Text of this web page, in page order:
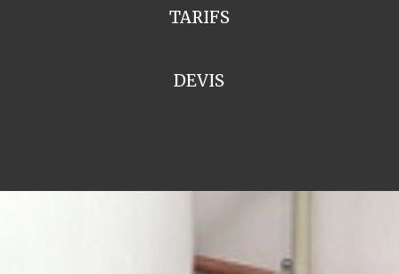
TARIFS
DEVIS